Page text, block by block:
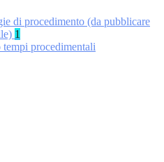
di procedimento (da pubblicare
1
procedimentali